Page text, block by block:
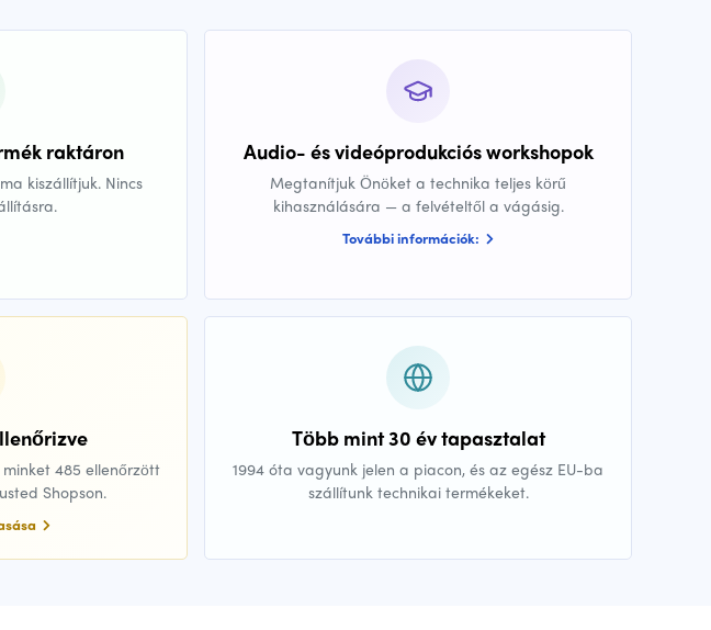
raktáron
kiszállítjuk. Nincs
Audio- és videóprodukciós workshopok
Megtanítjuk Önöket a technika teljes körű
kihasználására — a felvételtől a vágásig.
További információk:
485 ellenőrzött
Shopson.
Több mint 30 év tapasztalat
1994 óta vagyunk jelen a piacon, és az egész EU-ba
szállítunk technikai termékeket.